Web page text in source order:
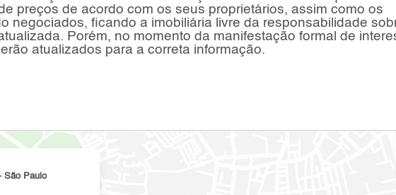
preços de acordo com os seus proprietários, assim como os
negociados, ficando a imobiliária livre da responsabilidade
Porém, no momento da manifestação formal de
atualizados para a correta informação.
São Paulo